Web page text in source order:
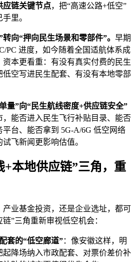
应链关键节点，把“高速公路+低空”
里。
向“押向民生场景和零部件”。 早期
PC 进度，如今随着全国适航体系成
本更看重：有没有真实付费的民生
空写进民生配套、有没有本地零部
量”向“民生航线密度+供应链安全”
，能否进入民生飞行补贴目录、能否
台、能否拿到 5G-A/6G 低空网络
飞新闻更影响估值。
+本地供应链”三角，重
业基金投资，还是企业选址，都可
”三角重新审视低空机会：
套的“低空廊道”：像安徽这样，明
降场纳入市政配套、对票价差价补